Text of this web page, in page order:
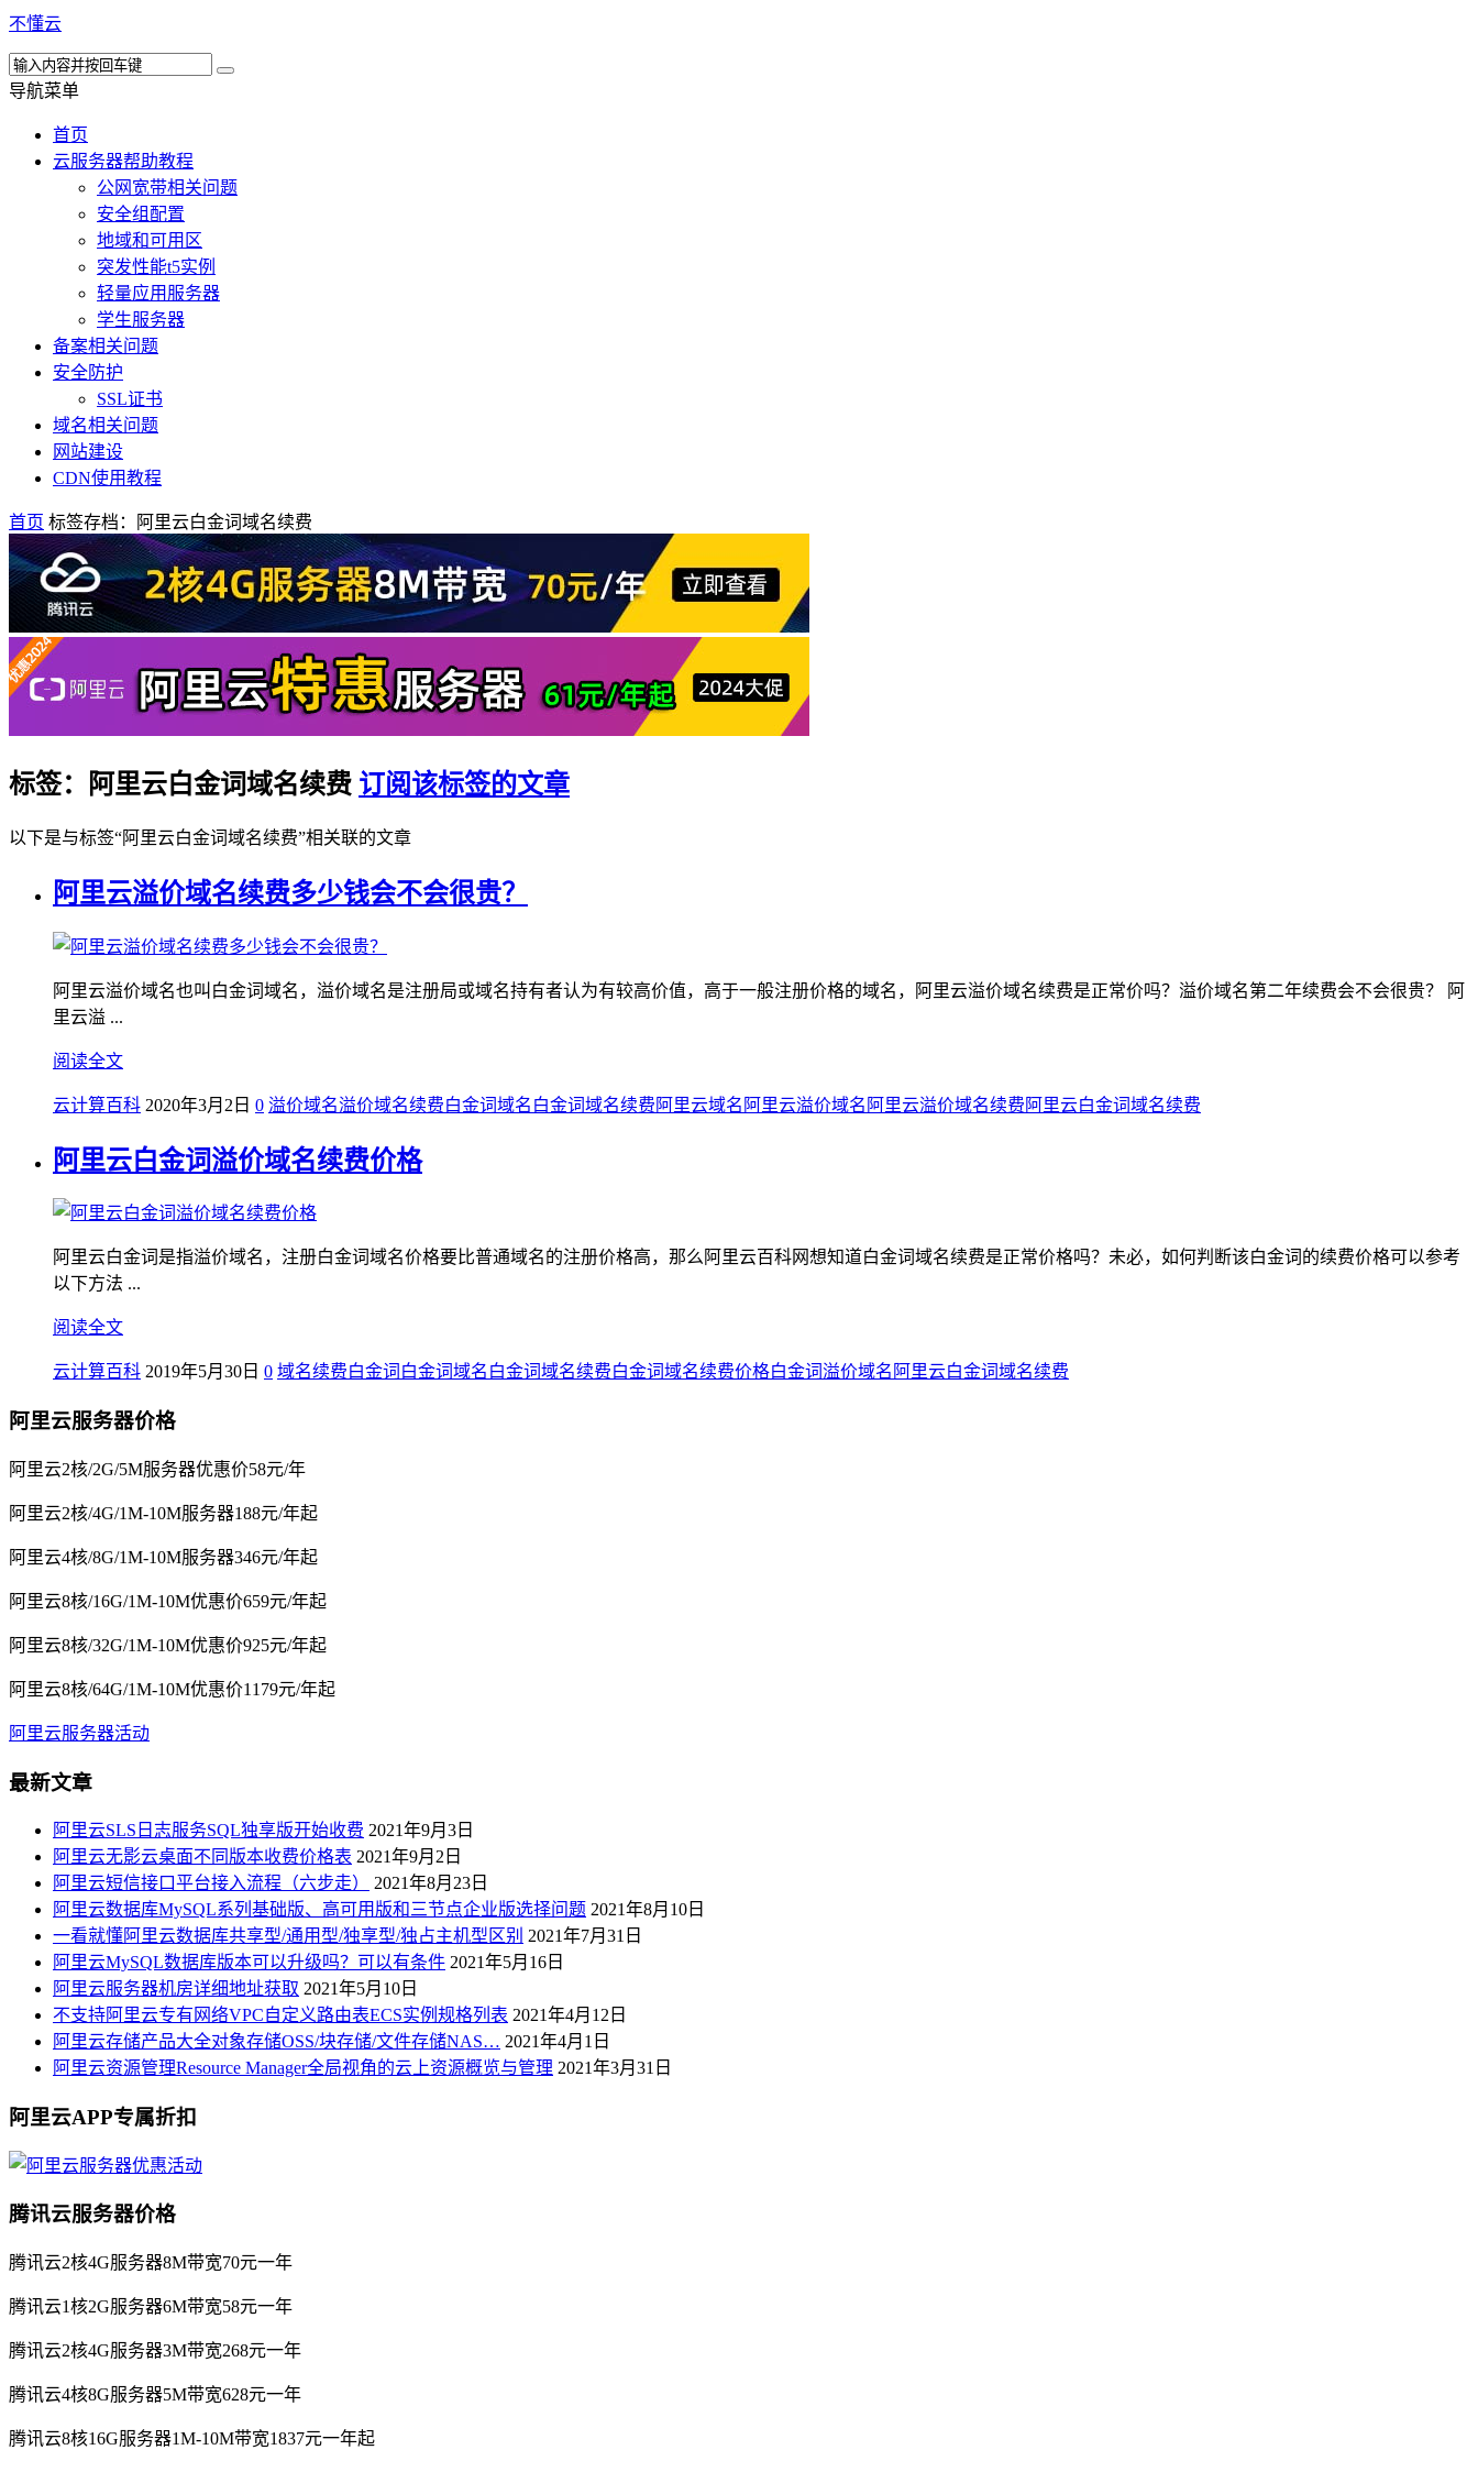
不懂云
导航菜单
首页
云服务器帮助教程
公网宽带相关问题
安全组配置
地域和可用区
突发性能t5实例
轻量应用服务器
学生服务器
备案相关问题
安全防护
SSL证书
域名相关问题
网站建设
CDN使用教程
首页 标签存档：阿里云白金词域名续费
标签：阿里云白金词域名续费 订阅该标签的文章
以下是与标签“阿里云白金词域名续费”相关联的文章
阿里云溢价域名续费多少钱会不会很贵？
阿里云溢价域名也叫白金词域名，溢价域名是注册局或域名持有者认为有较高价值，高于一般注册价格的域名，阿里云溢价域名续费是正常价吗？溢价域名第二年续费会不会很贵？ 阿
里云溢 ...
阅读全文
云计算百科 2020年3月2日 0 溢价域名溢价域名续费白金词域名 白金词域名续费 阿里云域名 阿里云溢价域名 阿里云溢价域名续费 阿里云白金词域名续费
阿里云白金词溢价域名续费价格
阿里云白金词是指溢价域名，注册白金词域名价格要比普通域名的注册价格高，那么阿里云百科网想知道白金词域名续费是正常价格吗？未必，如何判断该白金词的续费价格可以参考
以下方法 ...
阅读全文
云计算百科 2019年5月30日 0 域名续费白金词 白金词域名 白金词域名续费白金词域名续费价格白金词溢价域名 阿里云白金词域名续费
阿里云服务器价格
阿里云2核/2G/5M服务器优惠价58元/年
阿里云2核/4G/1M-10M服务器188元/年起
阿里云4核/8G/1M-10M服务器346元/年起
阿里云8核/16G/1M-10M优惠价659元/年起
阿里云8核/32G/1M-10M优惠价925元/年起
阿里云8核/64G/1M-10M优惠价1179元/年起
阿里云服务器活动
最新文章
阿里云SLS日志服务SQL独享版开始收费 2021年9月3日
阿里云无影云桌面不同版本收费价格表 2021年9月2日
阿里云短信接口平台接入流程（六步走）
2021年8月23日
阿里云数据库MySQL系列基础版、高可用版和三节点企业版选择问题 2021年8月10日
一看就懂阿里云数据库共享型/通用型/独享型/独占主机型区别 2021年7月31日
阿里云MySQL数据库版本可以升级吗？可以有条件 2021年5月16日
阿里云服务器机房详细地址获取 2021年5月10日
不支持阿里云专有网络VPC自定义路由表ECS实例规格列表 2021年4月12日
阿里云存储产品大全对象存储OSS/块存储/文件存储NAS… 2021年4月1日
阿里云资源管理Resource Manager全局视角的云上资源概览与管理 2021年3月31日
阿里云APP专属折扣
腾讯云服务器价格
腾讯云2核4G服务器8M带宽70元一年
腾讯云1核2G服务器6M带宽58元一年
腾讯云2核4G服务器3M带宽268元一年
腾讯云4核8G服务器5M带宽628元一年
腾讯云8核16G服务器1M-10M带宽1837元一年起